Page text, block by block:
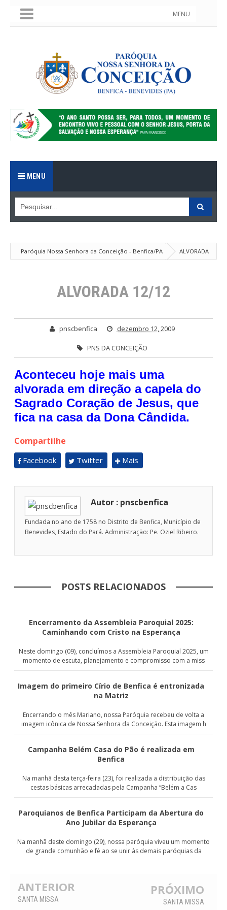
MENU
MENU
Paróquia Nossa Senhora da Conceição - Benfica/PA
ALVORADA
12/12
ALVORADA 12/12
pnscbenfica dezembro 12, 2009
PNS DA CONCEIÇÃO
Aconteceu hoje mais uma
alvorada em direção a capela do
Sagrado Coração de Jesus, que
fica na casa da Dona Cândida.
Compartilhe
Facebook Twitter Mais
Autor : pnscbenfica
Fundada no ano de 1758 no Distrito de Benfica, Município de
Benevides, Estado do Pará. Administração: Pe. Oziel Ribeiro.
POSTS RELACIONADOS
Encerramento da Assembleia Paroquial 2025:
Caminhando com Cristo na Esperança
Neste domingo (09), concluímos a Assembleia Paroquial 2025, um
momento de escuta, planejamento e compromisso com a miss
Imagem do primeiro Círio de Benfica é entronizada
na Matriz
Encerrando o mês Mariano, nossa Paróquia recebeu de volta a
imagem icônica de Nossa Senhora da Conceição. Esta imagem h
Campanha Belém Casa do Pão é realizada em
Benfica
Na manhã desta terça-feira (23), foi realizada a distribuição das
cestas básicas arrecadadas pela Campanha “Belém a Cas
Paroquianos de Benfica Participam da Abertura do
Ano Jubilar da Esperança
Na manhã deste domingo (29), nossa paróquia viveu um momento
de grande comunhão e fé ao se unir às demais paróquias da
ANTERIOR
SANTA MISSA
PRÓXIMO
SANTA MISSA